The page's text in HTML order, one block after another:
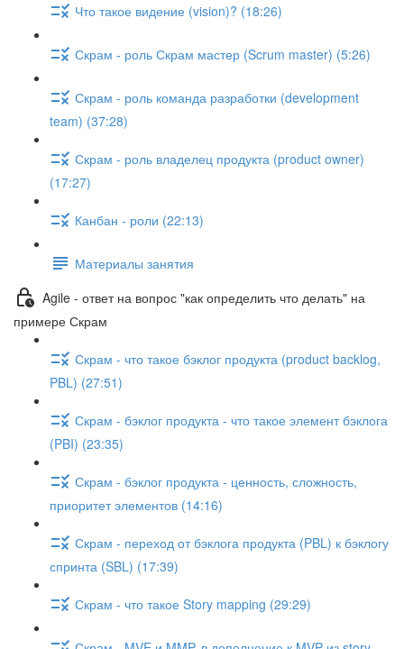
Что такое видение (vision)? (18:26)
Скрам - роль Скрам мастер (Scrum master) (5:26)
Скрам - роль команда разработки (development
team) (37:28)
Скрам - роль владелец продукта (product owner)
(17:27)
Канбан - роли (22:13)
Материалы занятия
Agile - ответ на вопрос "как определить что делать" на
примере Скрам
Скрам - что такое бэклог продукта (product backlog,
PBL) (27:51)
Скрам - бэклог продукта - что такое элемент бэклога
(PBI) (23:35)
Скрам - бэклог продукта - ценность, сложность,
приоритет элементов (14:16)
Скрам - переход от бэклога продукта (PBL) к бэклогу
спринта (SBL) (17:39)
Скрам - что такое Story mapping (29:29)